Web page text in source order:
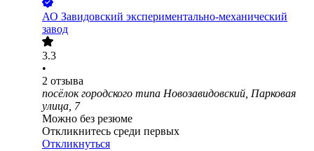
АО Завидовский экспериментально-механический
завод
3.3
•
2 отзыва
посёлок городского типа Новозавидовский, Парковая
улица, 7
Можно без резюме
Откликнитесь среди первых
Откликнуться